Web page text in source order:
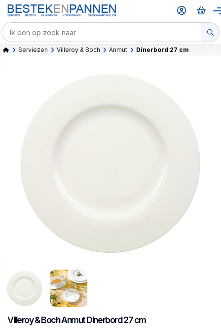
Serviezen Villeroy & Boch Anmut Dinerbord 27 cm
Villeroy & BochAnmutDinerbord 27 cm